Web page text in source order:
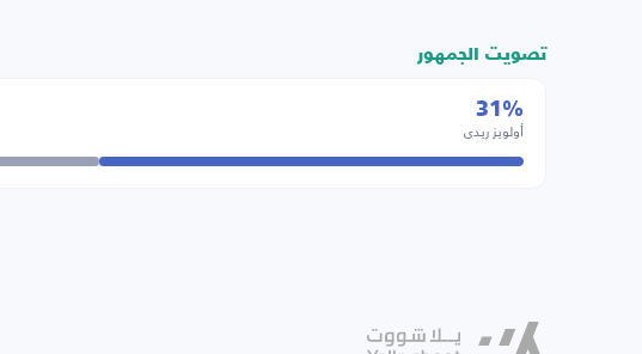
تصويت الجمهور
31%
أولويز ريدي